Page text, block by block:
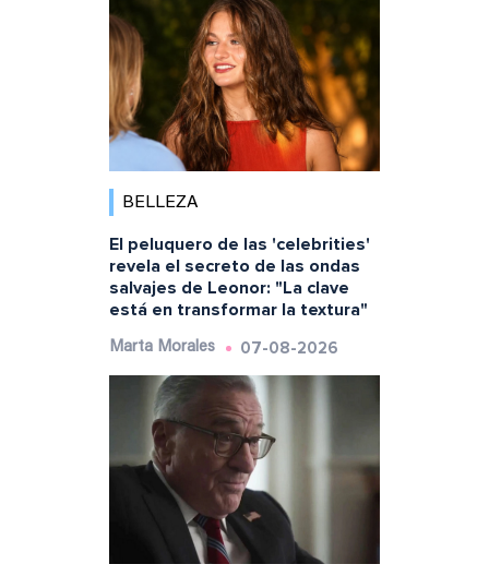
BELLEZA
El peluquero de las 'celebrities'
revela el secreto de las ondas
salvajes de Leonor: "La clave
está en transformar la textura"
Marta Morales 07-08-2026